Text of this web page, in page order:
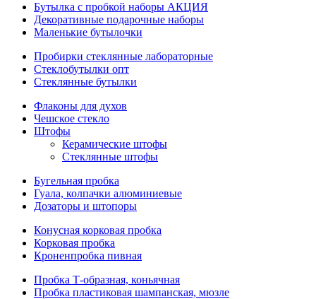
Бутылка с пробкой наборы АКЦИЯ
Декоративные подарочные наборы
Маленькие бутылочки
Пробирки стеклянные лабораторные
Стеклобутылки опт
Стеклянные бутылки
Флаконы для духов
Чешское стекло
Штофы
Керамические штофы
Стеклянные штофы
Бугельная пробка
Гуала, колпачки алюминиевые
Дозаторы и штопоры
Конусная корковая пробка
Корковая пробка
Кроненпробка пивная
Пробка Т-образная, коньячная
Пробка пластиковая шампанская, мюзле